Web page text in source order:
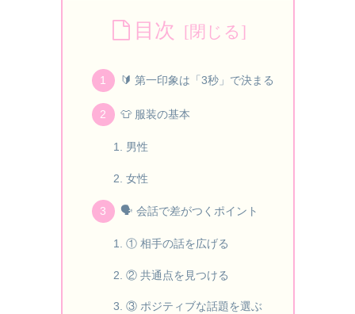
目次
🔰 第一印象は「3秒」で決まる
👕 服装の基本
男性
女性
🗣 会話で差がつくポイント
① 相手の話を広げる
② 共通点を見つける
③ ポジティブな話題を選ぶ